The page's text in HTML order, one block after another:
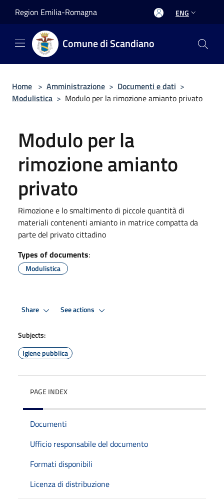
Region Emilia-Romagna ENG
Comune di Scandiano
Home > Amministrazione > Documenti e dati >
Modulistica > Modulo per la rimozione amianto privato
Modulo per la
rimozione amianto
privato
Rimozione e lo smaltimento di piccole quantità di
materiali contenenti amianto in matrice compatta da
parte del privato cittadino
Types of documents:
Modulistica
Share See actions
Subjects:
Igiene pubblica
PAGE INDEX
Documenti
Ufficio responsabile del documento
Formati disponibili
Licenza di distribuzione